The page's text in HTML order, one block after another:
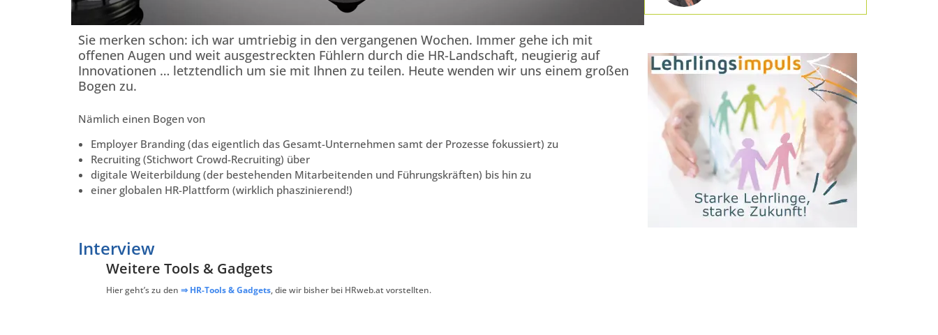
Sie merken schon: ich war umtriebig in den vergangenen Wochen. Immer gehe ich mit
offenen Augen und weit ausgestreckten Fühlern durch die HR-Landschaft, neugierig auf
Innovationen … letztendlich um sie mit Ihnen zu teilen. Heute wenden wir uns einem großen
Bogen zu.
Nämlich einen Bogen von
Employer Branding (das eigentlich das Gesamt-Unternehmen samt der Prozesse fokussiert) zu
Recruiting (Stichwort Crowd-Recruiting) über
digitale Weiterbildung (der bestehenden Mitarbeitenden und Führungskräften) bis hin zu
einer globalen HR-Plattform (wirklich phaszinierend!)
Interview
Weitere Tools & Gadgets
Hier geht’s zu den ⇒ HR-Tools & Gadgets, die wir bisher bei HRweb.at vorstellten.